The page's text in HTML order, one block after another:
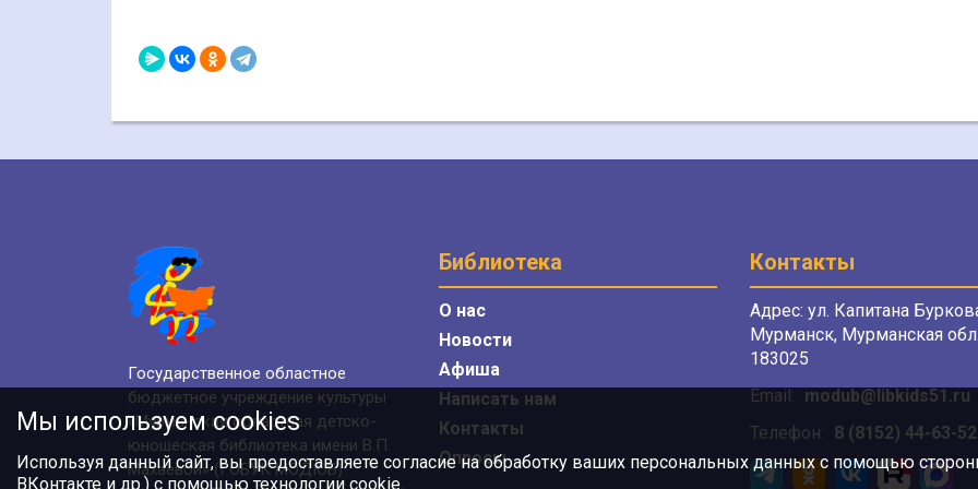
Государственное областное
бюджетное учреждение культуры
«Мурманская областная детско-
юношеская библиотека имени В.П.
Махаевой» (ГОБУК МОДЮБ)
Библиотека
О нас
Новости
Афиша
Написать нам
Контакты
Опросы
Контакты
Адрес: ул. Капитана
Мурманск, Мурманская
183025
Email: modub@libkids51.ru
Телефон: 8 (8152) 44-63-52
Мы используем cookies
Используя данный сайт, вы предоставляете согласие на обработку ваших персональных данных с помощью
ВКонтакте и др.) с помощью технологии cookie.